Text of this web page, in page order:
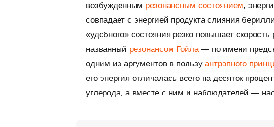
возбужденным резонансным состоянием,
совпадает с энергией продукта слияния
«удобного» состояния резко повышает
названный резонансом Гойла— по имени
одним из аргументов в пользу антропного
его энергия отличалась всего на десяток
углерода, а вместе с ним и наблюдателей —